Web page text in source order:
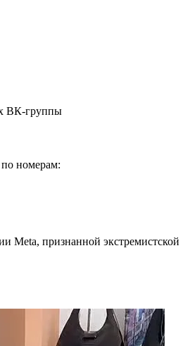
ВК-группы
по номерам:
Meta, признанной экстремистской